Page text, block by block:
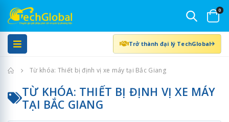
0
Trở thành đại lý TechGlobal
Trang chủTừ khóa: Thiết bị định vị xe máy tại Bắc Giang
TỪ KHÓA: THIẾT BỊ ĐỊNH VỊ XE MÁY
TẠI BẮC GIANG